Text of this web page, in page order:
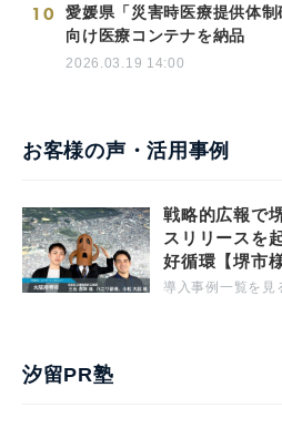
10
愛媛県「災害時医療提供体制
向け医療コンテナを納品
2026.03.19 14:00
お客様の声・活用事例
戦略的広報で
スリリースを
好循環【堺市様
導入事例一覧を見
汐留PR塾